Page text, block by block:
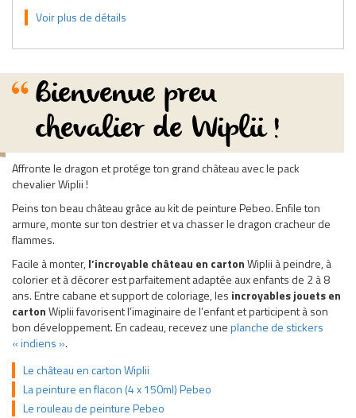
Voir plus de détails
Bienvenue preu
chevalier de Wiplii !
Affronte le dragon et protége ton grand château avec le pack
chevalier Wiplii !
Peins ton beau château grâce au kit de peinture Pebeo. Enfile ton
armure, monte sur ton destrier et va chasser le dragon cracheur de
flammes.
Facile à monter,l’incroyable château en cartonWiplii à peindre, à
colorier et à décorer est parfaitement adaptée aux enfants de 2 à 8
ans. Entre cabane et support de coloriage, les incroyablesjouets en
cartonWiplii favorisent l’imaginaire de l’enfant et participent à son
bon développement. En cadeau, recevez uneplanche de stickers
« indiens ».
Le château en carton Wiplii
La peinture en flacon (4 x 150ml) Pebeo
Le rouleau de peinture Pebeo